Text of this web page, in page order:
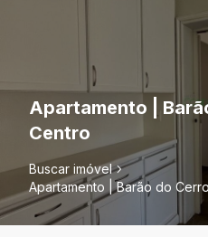
Apartamento |
Centro
Buscar imóvel
Apartamento | Barão do